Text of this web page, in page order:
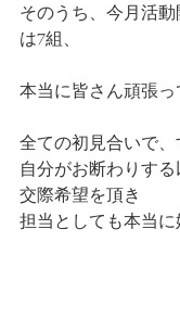
そのうち、今月活
は7組、
本当に皆さん頑張っ
全ての初見合いで、
自分がお断わりす
交際希望を頂き
担当としても本当に